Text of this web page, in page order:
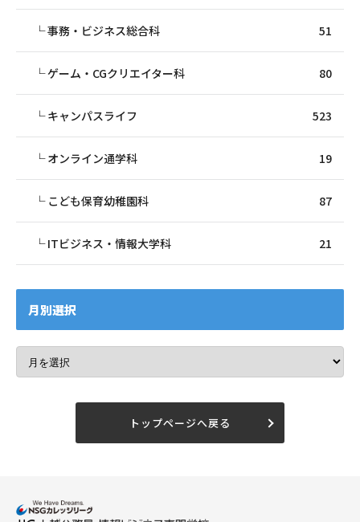
事務・ビジネス総合科 51
ゲーム・CGクリエイター科 80
キャンパスライフ 523
オンライン通学科 19
こども保育幼稚園科 87
ITビジネス・情報大学科 21
月別選択
トップページへ戻る